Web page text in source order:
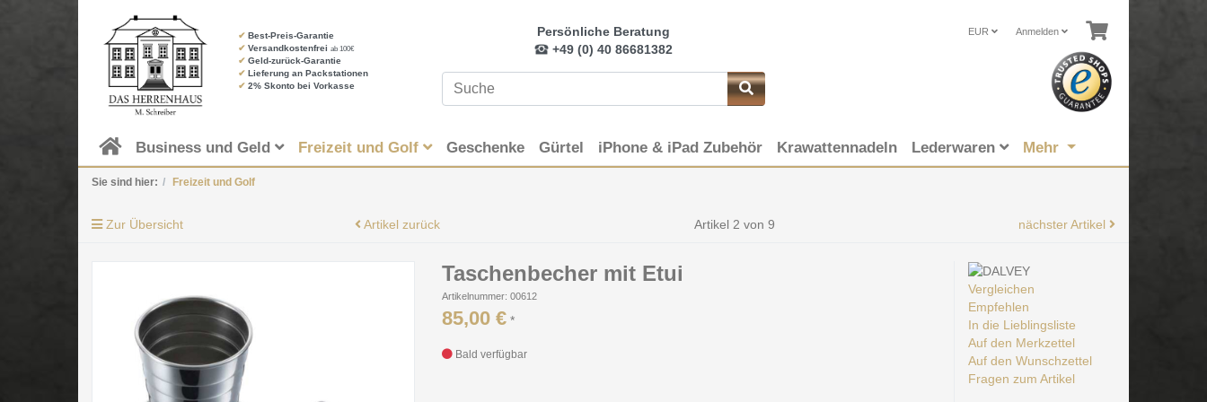
✔ Best-Preis-Garantie
✔ Versandkostenfrei ab 100€
✔ Geld-zurück-Garantie
✔ Lieferung an Packstationen
✔ 2% Skonto bei Vorkasse
EUR Anmelden
Persönliche Beratung
+49 (0) 40 86681382
Business und Geld Freizeit und Golf Geschenke Gürtel iPhone & iPad Zubehör Krawattennadeln Lederwaren Mehr
Sie sind hier: Freizeit und Golf
Zur Übersicht Artikel zurück Artikel 2 von 9 nächster Artikel
Taschenbecher mit Etui
Artikelnummer: 00612
85,00 € *
Bald verfügbar
Vergleichen
Empfehlen
In die Lieblingsliste
Auf den Merkzettel
Auf den Wunschzettel
Fragen zum Artikel